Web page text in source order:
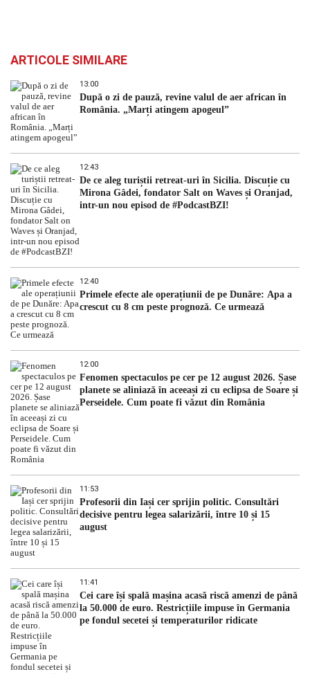
ARTICOLE SIMILARE
13:00
După o zi de pauză, revine valul de aer african în
România. „Marți atingem apogeul”
12:43
De ce aleg turiștii retreat-uri în Sicilia. Discuție cu
Mirona Gâdei, fondator Salt on Waves și Oranjad,
intr-un nou episod de #PodcastBZI!
12:40
Primele efecte ale operațiunii de pe Dunăre: Apa a
crescut cu 8 cm peste prognoză. Ce urmează
12:00
Fenomen spectaculos pe cer pe 12 august 2026. Șase
planete se aliniază în aceeași zi cu eclipsa de Soare și
Perseidele. Cum poate fi văzut din România
11:53
Profesorii din Iași cer sprijin politic. Consultări
decisive pentru legea salarizării, între 10 și 15
august
11:41
Cei care își spală mașina acasă riscă amenzi de până
la 50.000 de euro. Restricțiile impuse în Germania
pe fondul secetei și temperaturilor ridicate